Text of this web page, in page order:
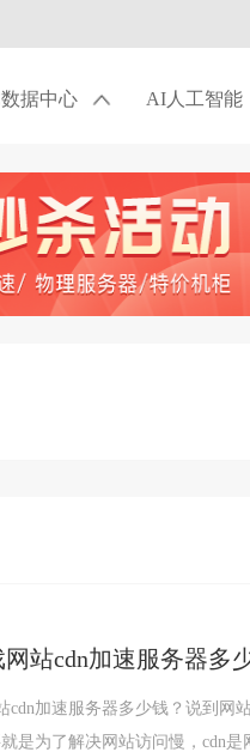
据中心 AI人工智能
站cdn加速服务器多
cdn加速服务器多少钱？说到网
是为了解决网站访问慢，cdn